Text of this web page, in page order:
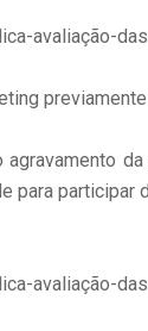
avaliação-
participar
avaliação-